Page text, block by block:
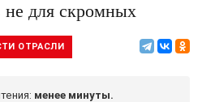
для скромных
ОТРАСЛИ
менее минуты.